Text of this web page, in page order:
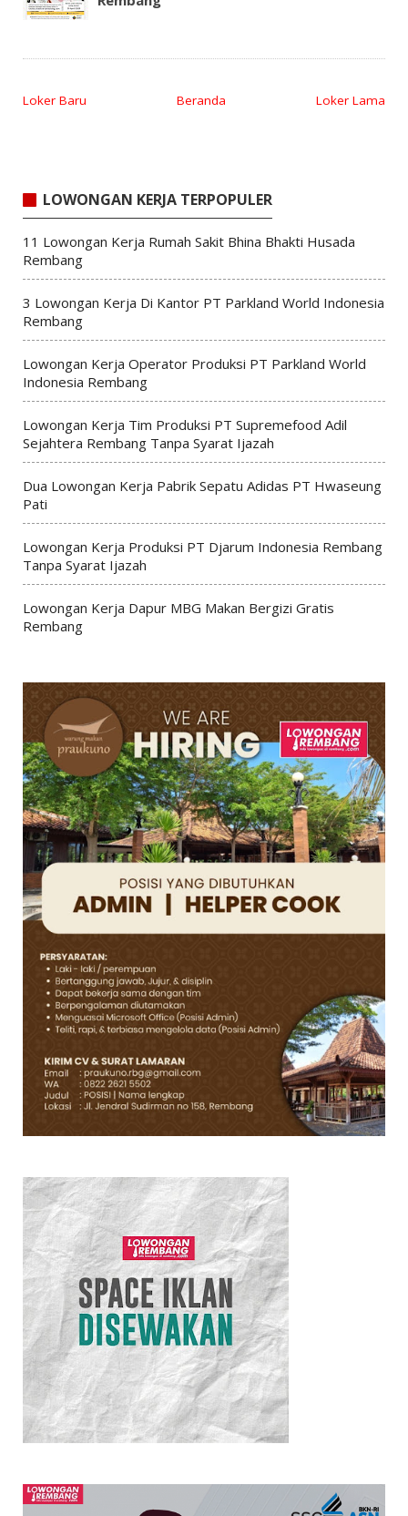
Loker Baru Loker Lama
Beranda
LOWONGAN KERJA TERPOPULER
11 Lowongan Kerja Rumah Sakit Bhina Bhakti Husada
Rembang
3 Lowongan Kerja Di Kantor PT Parkland World Indonesia
Rembang
Lowongan Kerja Operator Produksi PT Parkland World
Indonesia Rembang
Lowongan Kerja Tim Produksi PT Supremefood Adil
Sejahtera Rembang Tanpa Syarat Ijazah
Dua Lowongan Kerja Pabrik Sepatu Adidas PT Hwaseung
Pati
Lowongan Kerja Produksi PT Djarum Indonesia Rembang
Tanpa Syarat Ijazah
Lowongan Kerja Dapur MBG Makan Bergizi Gratis
Rembang